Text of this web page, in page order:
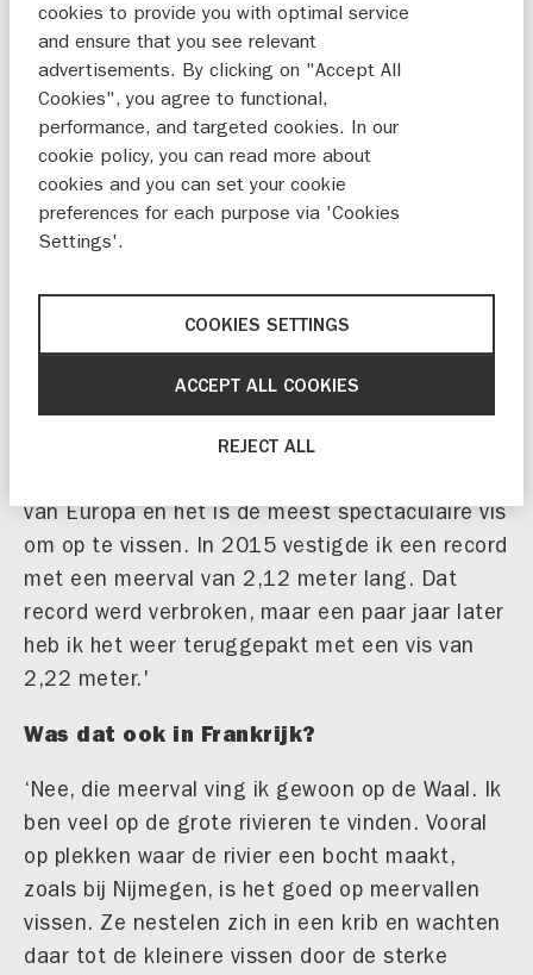
Roy Noom was jarenlang professioneel
wedstrijdvisser. Nog altijd kun je hem op
de grote Europese rivieren vinden, met
zijn boot Finval, die voorzien is van een
Suzuki buitenboordmotor. Maar voor we
het daar verder over gaan hebben: Roy,
wat een indrukwekkende vis heb je in je
armen. Wat is het verhaal daarachter?
‘Dit is een meerval, die ik heb gevangen op de
het is nog maar een gemiddeld maatje hoor. Ik
heb van meervalvissen mijn specialisme
gemaakt. Voor sportvissers is het
van Europa en het is de meest spectaculaire vis
om op te vissen. In 2015 vestigde ik een record
met een meerval van 2,12 meter lang. Dat
record werd verbroken, maar een paar jaar later
heb ik het weer teruggepakt met een vis van
2,22 meter.'
Was dat ook in Frankrijk?
‘Nee, die meerval ving ik gewoon op de Waal. Ik
ben veel op de grote rivieren te vinden. Vooral
op plekken waar de rivier een bocht maakt,
zoals bij Nijmegen, is het goed op meervallen
vissen. Ze nestelen zich in een krib en wachten
daar tot de kleinere vissen door de sterke
cookies to provide you with optimal service
and ensure that you see relevant
advertisements. By clicking on "Accept All
Cookies", you agree to functional,
performance, and targeted cookies. In our
cookie policy, you can read more about
cookies and you can set your cookie
preferences for each purpose via 'Cookies
Settings'.
COOKIES SETTINGS
REJECT ALL
ACCEPT ALL COOKIES